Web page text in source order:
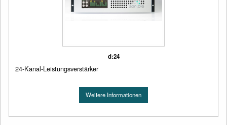
d:24
24-Kanal-Leistungsverstärker
Weitere Informationen